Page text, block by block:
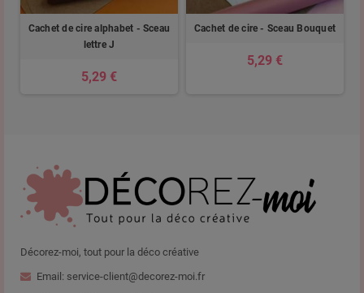
Cachet de cire alphabet - Sceau
lettre J
5,29 €
Cachet de cire - Sceau Bouquet
5,29 €
Décorez-moi, tout pour la déco créative
Email: service-client@decorez-moi.fr